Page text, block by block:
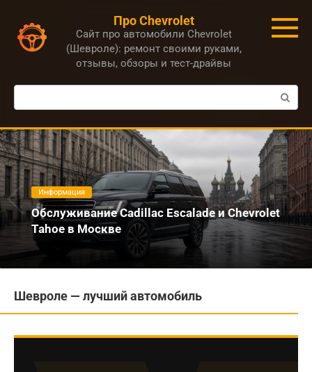
контенту
Про Chevrolet
Сайт про автомобили Chevrolet
(Шевроле): ремонт своими руками,
отзывы, обзоры и тест-драйвы
Поиск:
Информация
Обслуживание Cadillac Escalade и Chevrolet
Tahoe в Москве
Шевроле — лучший автомобиль